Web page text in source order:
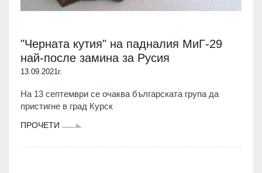
"Черната кутия" на падналия МиГ-29
най-после замина за Русия
13.09.2021г.
На 13 септември се очаква българската група да
пристигне в град Курск
ПРОЧЕТИ